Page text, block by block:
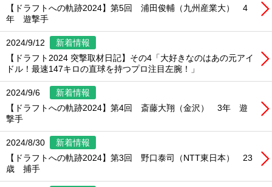
【ドラフトへの軌跡2024】第5回 浦田俊輔（九州産業大） 4
年 遊撃手
2024/9/12
新着情報
【ドラフト2024 突撃取材日記】その4「大好きなのはあの元アイ
ドル！最速147キロの直球を持つプロ注目左腕！」
2024/9/6
新着情報
【ドラフトへの軌跡2024】第4回 斎藤大翔（金沢） 3年 遊
撃手
2024/8/30
新着情報
【ドラフトへの軌跡2024】第3回 野口泰司（NTT東日本） 23
歳 捕手